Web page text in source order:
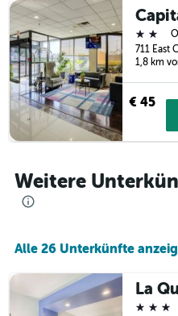
dem
Aufenthalt
anzeigt
Das
Diagramm
hat
1
Y-
die
durchschnittlichen
Zimmerpreis
anzeigt
2
1,8 km
€ 45
Weitere
Alle 26 Unterkünfte
3 Sterne